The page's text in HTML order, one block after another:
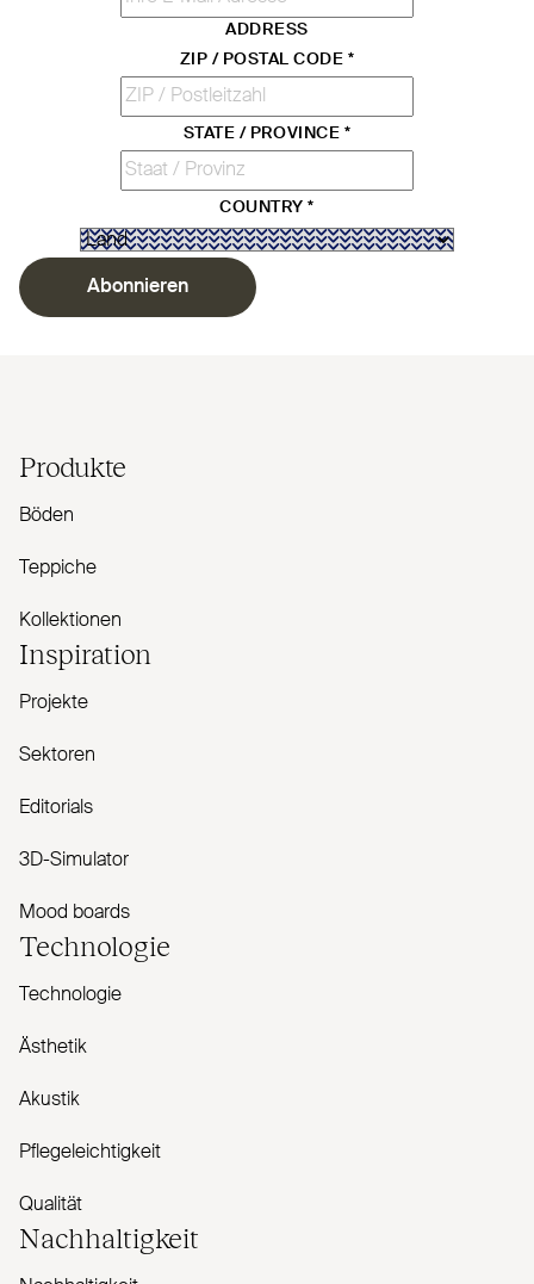
ADDRESS
ZIP / POSTAL CODE *
STATE / PROVINCE *
COUNTRY*
Abonnieren
Produkte
Böden
Teppiche
Kollektionen
Inspiration
Projekte
Sektoren
Editorials
3D-Simulator
Mood boards
Technologie
Technologie
Ästhetik
Akustik
Pflegeleichtigkeit
Qualität
Nachhaltigkeit